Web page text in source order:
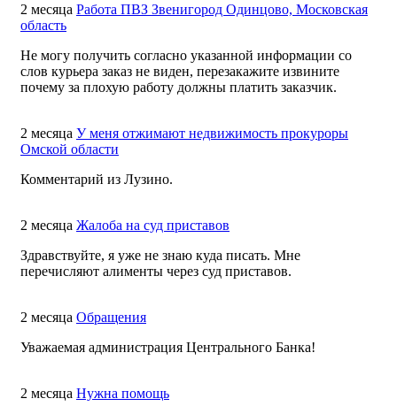
2 месяца Работа ПВЗ Звенигород Одинцово, Московская
область
Не могу получить согласно указанной информации со
слов курьера заказ не виден, перезакажите извините
почему за плохую работу должны платить заказчик.
2 месяца У меня отжимают недвижимость прокуроры
Омской области
Комментарий из Лузино.
2 месяца Жалоба на суд приставов
Здравствуйте, я уже не знаю куда писать. Мне
перечисляют алименты через суд приставов.
2 месяца Обращения
Уважаемая администрация Центрального Банка!
2 месяца Нужна помощь